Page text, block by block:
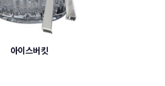
아이스버킷